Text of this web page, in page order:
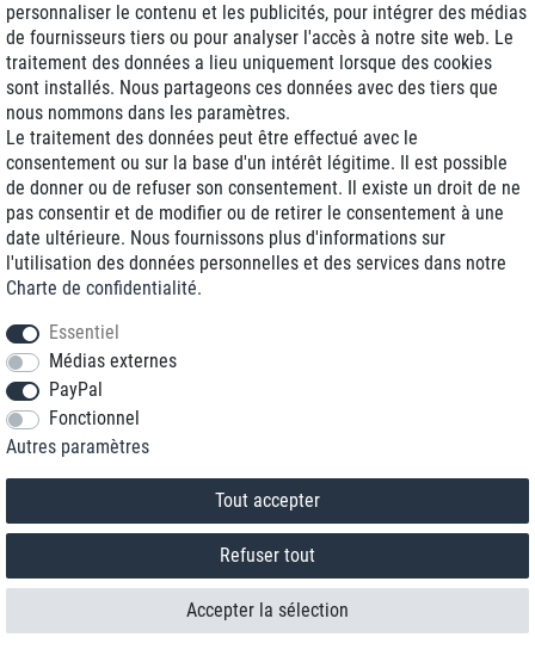
Rétracter le contrat ici
personnaliser le contenu et les publicités, pour intégrer des médias
de fournisseurs tiers ou pour analyser l'accès à notre site web. Le
traitement des données a lieu uniquement lorsque des cookies
sont installés. Nous partageons ces données avec des tiers que
nous nommons dans les paramètres.
Le traitement des données peut être effectué avec le
consentement ou sur la base d'un intérêt légitime. Il est possible
de donner ou de refuser son consentement. Il existe un droit de ne
pas consentir et de modifier ou de retirer le consentement à une
date ultérieure. Nous fournissons plus d'informations sur
l'utilisation des données personnelles et des services dans notre
Charte de confidentialité.
Essentiel
Médias externes
PayPal
Fonctionnel
Autres paramètres
Tout accepter
Refuser tout
Accepter la sélection